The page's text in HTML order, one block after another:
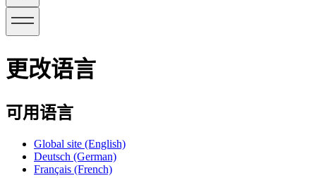
更改语言
可用语言
Global site (English)
Deutsch (German)
Français (French)